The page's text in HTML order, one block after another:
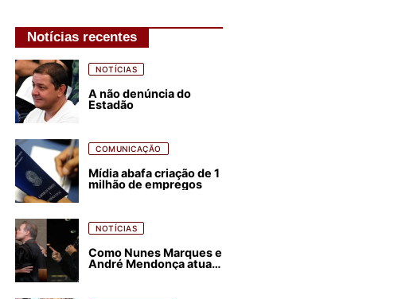
Notícias recentes
NOTÍCIAS
A não denúncia do
Estadão
COMUNICAÇÃO
Mídia abafa criação de 1
milhão de empregos
NOTÍCIAS
Como Nunes Marques e
André Mendonça atuam